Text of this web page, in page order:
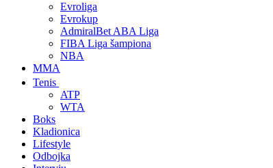
Evroliga
Evrokup
AdmiralBet ABA Liga
FIBA Liga šampiona
NBA
MMA
Tenis
ATP
WTA
Boks
Kladionica
Lifestyle
Odbojka